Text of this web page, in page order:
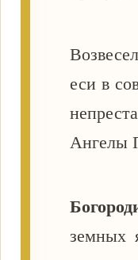
еси в
Ангелы
земных